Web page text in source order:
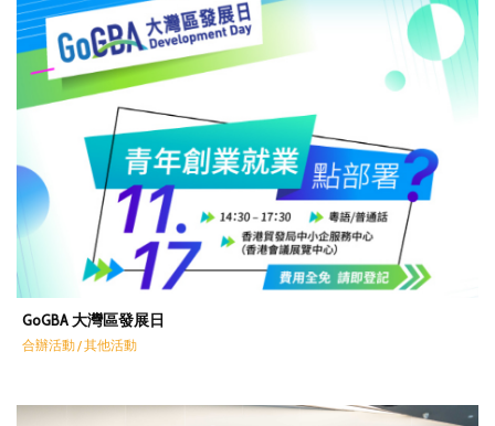
GoGBA 大灣區發展日
合辦活動 / 其他活動